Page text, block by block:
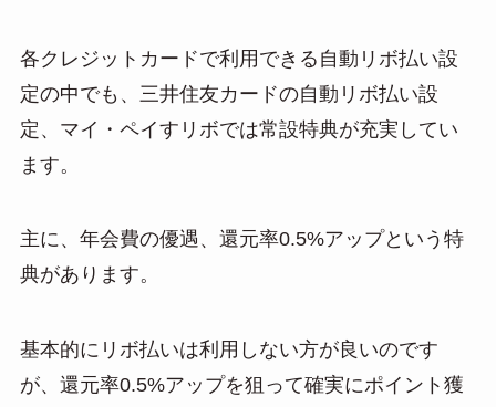
各クレジットカードで利用できる自動リボ払い設
定の中でも、三井住友カードの自動リボ払い設
定、マイ・ペイすリボでは常設特典が充実してい
ます。
主に、年会費の優遇、還元率0.5%アップという特
典があります。
基本的にリボ払いは利用しない方が良いのです
が、還元率0.5%アップを狙って確実にポイント獲